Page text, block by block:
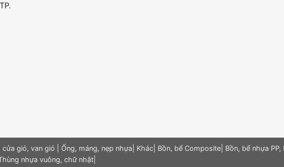
cửa gió, van gió Ống, máng, nẹp nhựa Khác Bồn, bể Composite Bồn, bể nhựa PP,
nhựa vuông, chữ nhật